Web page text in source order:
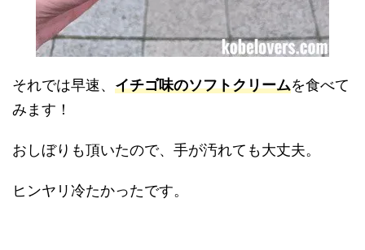
それでは早速、 イチゴ味のソフトクリームを食べて
みます！
おしぼりも頂いたので、手が汚れても大丈夫。
ヒンヤリ冷たかったです。